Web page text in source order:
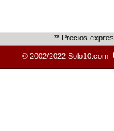
** Precios
© 2002/2022 Solo10.com